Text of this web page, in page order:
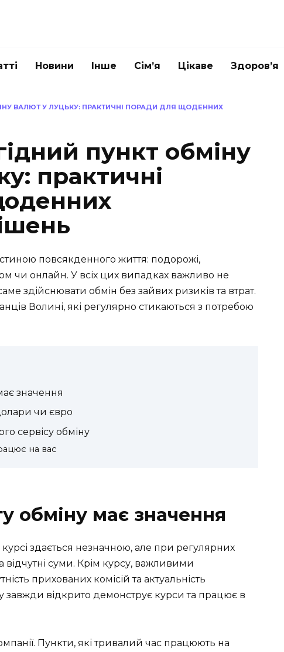
Новини Інше Сім’я Цікаве Здоров’я
ВАЛЮТ У ЛУЦЬКУ: ПРАКТИЧНІ ПОРАДИ ДЛЯ ЩОДЕННИХ
пункт обміну
практичні
повсякденного життя: подорожі,
чи онлайн. У всіх цих випадках важливо не
здійснювати обмін без зайвих ризиків та втрат.
Волині, які регулярно стикаються з потребою
значення
чи євро
сервісу обміну
на вас
обміну має значення
курсі здається незначною, але при регулярних
відчутні суми. Крім курсу, важливими
прихованих комісій та актуальність
завжди відкрито демонструє курси та працює в
Пункти, які тривалий час працюють на